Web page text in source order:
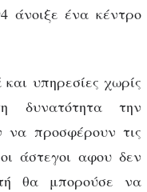
άνοιξε ένα κέντρο
υπηρεσίες χωρίς
δυνατότητα την
να προσφέρουν τις
άστεγοι αφου δεν
θα μπορούσε να